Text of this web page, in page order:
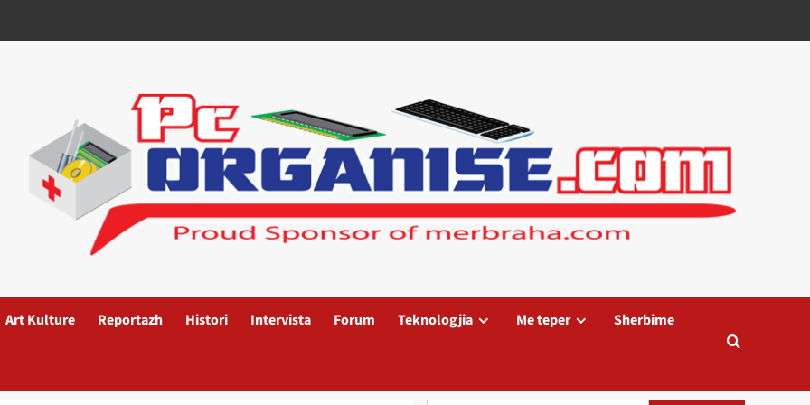
Art Kulture Reportazh Histori Intervista Forum Teknologjia Me teper Sherbime